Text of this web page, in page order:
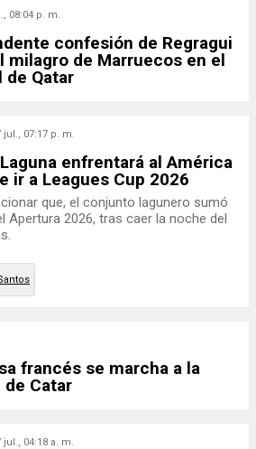
08:04 p. m.
confesión de Regragui
milagro de Marruecos en el
de Qatar
jul., 07:17 p. m.
enfrentará al América
ir a Leagues Cup 2026
que, el conjunto lagunero sumó
Apertura 2026, tras caer la noche del
francés se marcha a la
Catar
jul., 04:18 a. m.